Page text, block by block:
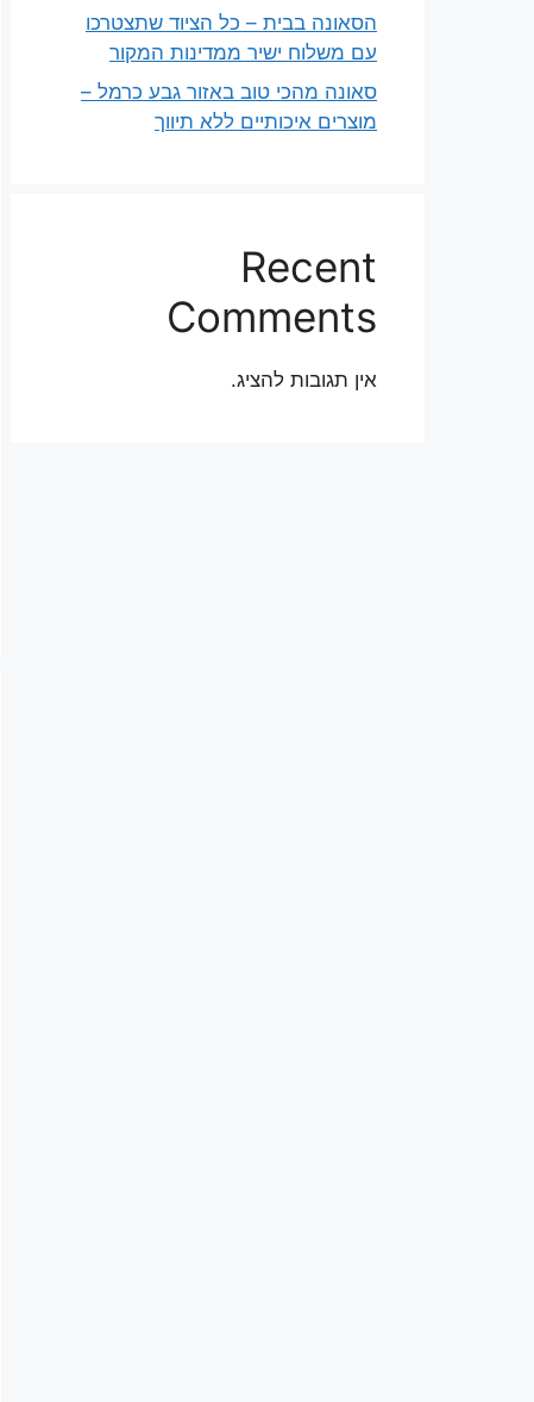
הסאונה בבית – כל הציוד שתצטרכו
עם משלוח ישיר ממדינות המקור
סאונה מהכי טוב באזור גבע כרמל –
מוצרים איכותיים ללא תיווך
Recent
Comments
אין תגובות להציג.